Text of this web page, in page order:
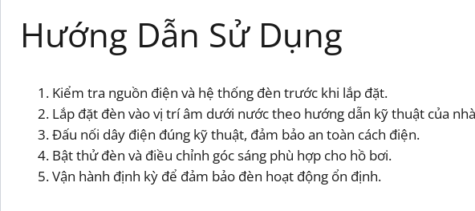
Hướng Dẫn Sử Dụng
Kiểm tra nguồn điện và hệ thống đèn trước khi lắp đặt.
Lắp đặt đèn vào vị trí âm dưới nước theo hướng dẫn kỹ thuật của
Đấu nối dây điện đúng kỹ thuật, đảm bảo an toàn cách điện.
Bật thử đèn và điều chỉnh góc sáng phù hợp cho hồ bơi.
Vận hành định kỳ để đảm bảo đèn hoạt động ổn định.